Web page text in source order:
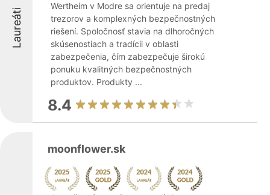
Laureáti
Wertheim v Modre sa orientuje na predaj
trezorov a komplexných bezpečnostných
riešení. Spoločnosť stavia na dlhoročných
skúsenostiach a tradícii v oblasti
zabezpečenia, čím zabezpečuje širokú
ponuku kvalitných bezpečnostných
produktov. Produkty ...
8.4
moonflower.sk